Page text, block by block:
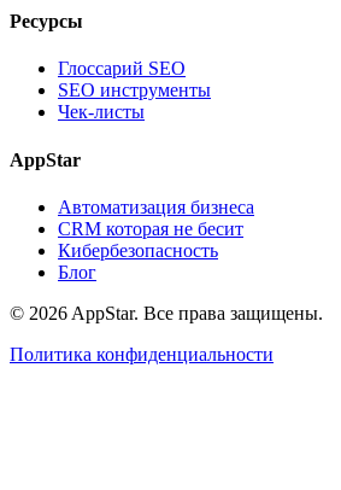
Ресурсы
Глоссарий SEO
SEO инструменты
Чек-листы
AppStar
Автоматизация бизнеса
CRM которая не бесит
Кибербезопасность
Блог
© 2026 AppStar. Все права защищены.
Политика конфиденциальности